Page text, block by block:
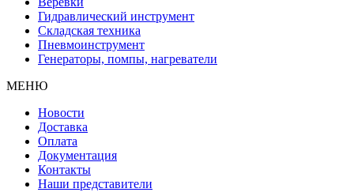
Гидравлический инструмент
Складская техника
Пневмоинструмент
Генераторы, помпы, нагреватели
МЕНЮ
Новости
Доставка
Оплата
Документация
Контакты
Наши представители